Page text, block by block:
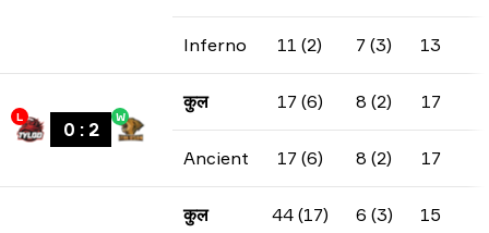
Inferno 11 (2) 7 (3) 13
L
0 : 2
W
कुल 17 (6) 8 (2) 17
Ancient 17 (6) 8 (2) 17
कुल 44 (17) 6 (3) 15